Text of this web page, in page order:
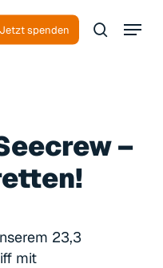
Jetzt spenden search
Menu
–
23,3
mit